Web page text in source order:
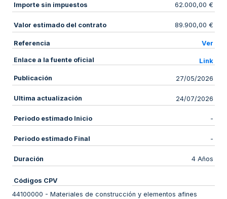
Importe sin impuestos 62.000,00 €
Valor estimado del contrato 89.900,00 €
Referencia Ver
Enlace a la fuente oficial Link
Publicación 27/05/2026
Ultima actualización 24/07/2026
Periodo estimado Inicio -
Periodo estimado Final -
Duración 4 Años
Códigos CPV
44100000 - Materiales de construcción y elementos afines